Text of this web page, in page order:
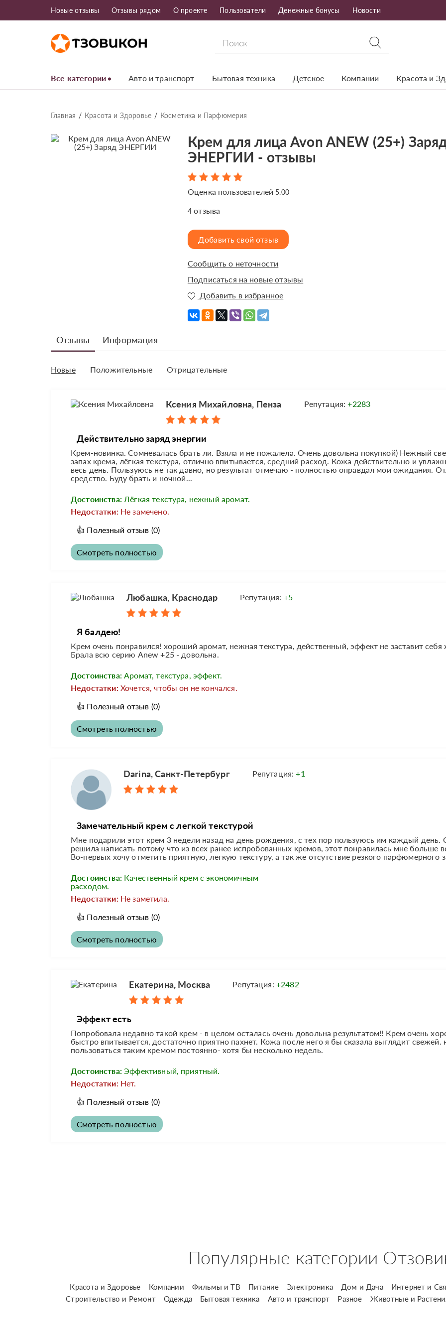
Новые отзывы Отзывы рядом О проекте Пользователи Денежные бонусы Новости
Все категории Авто и транспорт Бытовая техника Детское Компании Красота и
Главная Красота и Здоровье Косметика и Парфюмерия
Крем для лица Avon ANEW (25+)
ЭНЕРГИИ - отзывы
Оценка пользователей 5.00
4 отзыва
Добавить свой отзыв
Сообщить о неточности
Подписаться на новые отзывы
Добавить в избранное
Отзывы Информация
Новые Положительные Отрицательные
Ксения Михайловна, Пенза Репутация:+2283
Действительно заряд энергии
Крем-новинка. Сомневалась брать ли. Взяла и не пожалела. Очень довольна покупкой) Нежный
запах крема, лёгкая текстура, отлично впитывается, средний расход. Кожа действительно и
весь день. Пользуюсь не так давно, но результат отмечаю - полностью оправдал мои ожидания.
средство. Буду брать и ночной...
Достоинства: Лёгкая текстура, нежный аромат.
Недостатки: Не замечено.
👍 Полезный отзыв (0)
Смотреть полностью
Любашка, Краснодар Репутация: +5
Я балдею!
Крем очень понравился! хороший аромат, нежная текстура, действенный, эффект не заставит себя
Брала всю серию Anew +25 - довольна.
Достоинства: Аромат, текстура, эффект.
Недостатки: Хочется, чтобы он не кончался.
👍 Полезный отзыв (0)
Смотреть полностью
Darina, Санкт-Петербург Репутация:+1
Замечательный крем с легкой текстурой
Мне подарили этот крем 3 недели назад на день рождения, с тех пор пользуюсь им каждый день.
решила написать потому что из всех ранее испробованных кремов, этот понравилась мне больше
Во-первых хочу отметить приятную, легкую текстуру, а так же отсутствие резкого парфюмерного
Достоинства: Качественный крем с экономичным
расходом.
Недостатки: Не заметила.
👍 Полезный отзыв (0)
Смотреть полностью
Екатерина, Москва Репутация: +2482
Эффект есть
Попробовала недавно такой крем - в целом осталась очень довольна результатом!! Крем очень
быстро впитывается, достаточно приятно пахнет. Кожа после него я бы сказала выглядит свежей.
пользоваться таким кремом постоянно- хотя бы несколько недель.
Достоинства: Эффективный, приятный.
Недостатки: Нет.
👍 Полезный отзыв (0)
Смотреть полностью
Популярные категории
Красота и Здоровье Компании Фильмы и ТВ Питание Электроника Дом и Дача Интернет и
Строительство и Ремонт
Одежда Бытовая техника Авто и транспорт Разное Животные и